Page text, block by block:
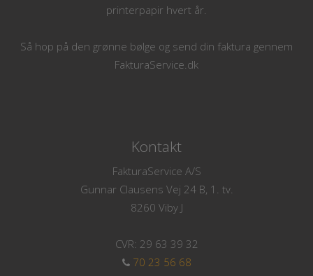
printerpapir hvert år.
Så hop på den grønne bølge og send din faktura gennem
FakturaService.dk
Kontakt
FakturaService A/S
Gunnar Clausens Vej 24 B, 1. tv.
8260 Viby J
CVR: 29 63 39 32
70 23 56 68